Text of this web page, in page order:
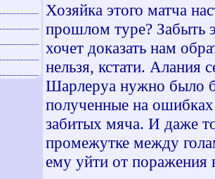
Хозяйка этого матча
прошлом туре? Забыть
хочет доказать нам
нельзя, кстати. Алания
Шарлеруа нужно было
полученные на
забитых мяча. И даже
промежутке между
ему уйти от поражения